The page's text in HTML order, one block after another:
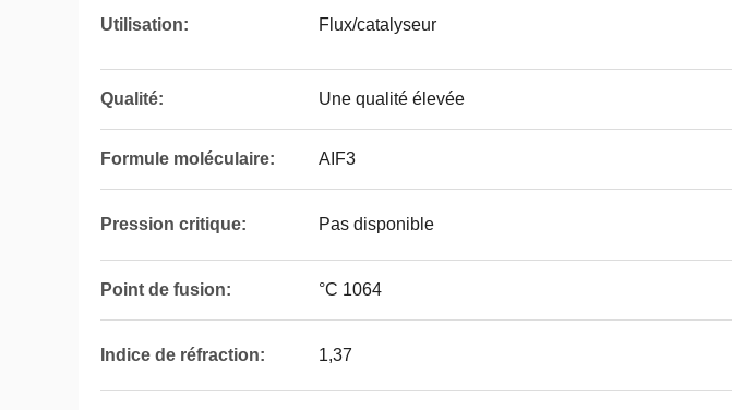
Utilisation: Flux/catalyseur
Qualité: Une qualité élevée
Formule moléculaire: AIF3
Pression critique: Pas disponible
Point de fusion: °C 1064
Indice de réfraction: 1,37